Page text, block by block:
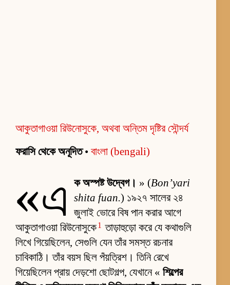
আকুতাগাওয়া রিউনোসুকে, অথবা অন্তিম দৃষ্টির সৌন্দর্য
ফরাসি থেকে অনূদিত• বাংলা (bengali)
«এ ক অস্পষ্ট উদ্বেগ। » (Bon’yari
shita fuan.) ১৯২৭ সালের ২৪
জুলাই ভোরে বিষ পান করার আগে
আকুতাগাওয়া রিউনোসুকে1 তাড়াহুড়ো করে যে কথাগুলি
লিখে গিয়েছিলেন, সেগুলি যেন তাঁর সমস্ত রচনার
চাবিকাঠি। তাঁর বয়স ছিল পঁয়ত্রিশ। তিনি রেখে
গিয়েছিলেন প্রায় দেড়শো ছোটগল্প, যেখানে « শিল্পের